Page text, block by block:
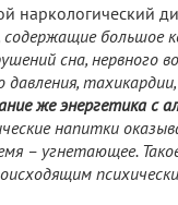
наркологический
содержащие большое
сна, нервного
давления,
же энергетика с
напитки
– угнетающее.